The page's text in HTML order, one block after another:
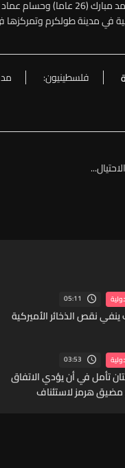
في مدينة طولكرم
فلسطينيون:
05:11
ينفي نقص الذخائر الأميركية
03:53
تأمل في أن يؤدي الاتفاق
هرمز لاستئناف